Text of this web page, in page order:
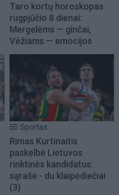
Taro kortų horoskopas
rugpjūčio 8 dienai:
Mergelėms — ginčai,
Vėžiams — emocijos
Sportas
Rimas Kurtinaitis
paskelbė Lietuvos
rinktinės kandidatus:
sąraše - du klaipėdiečiai
(3)